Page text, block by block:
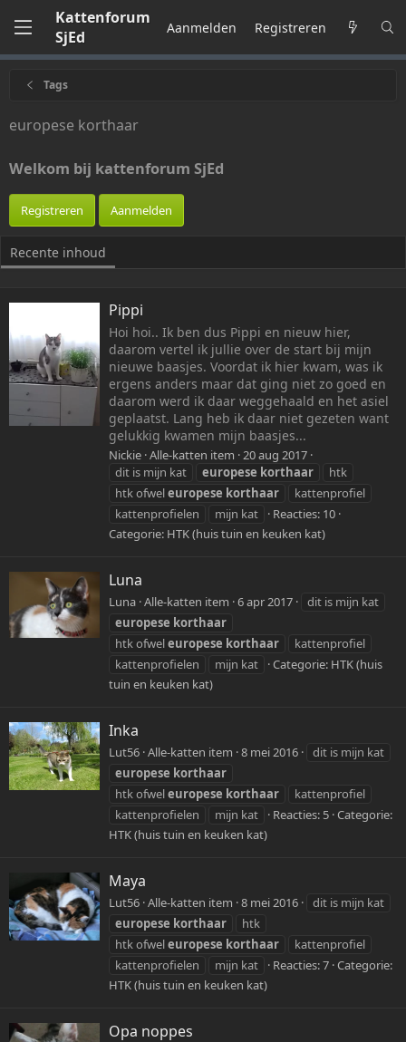
Kattenforum
SjEd
Aanmelden Registreren
Tags
europese korthaar
Welkom bij kattenforum SjEd
Registreren Aanmelden
Recente inhoud
Pippi
Hoi hoi.. Ik ben dus Pippi en nieuw hier,
daarom vertel ik jullie over de start bij mijn
nieuwe baasjes. Voordat ik hier kwam, was ik
ergens anders maar dat ging niet zo goed en
daarom werd ik daar weggehaald en het asiel
geplaatst. Lang heb ik daar niet gezeten want
gelukkig kwamen mijn baasjes...
Nickie Alle-katten item 20 aug 2017
dit is mijn kat
europese korthaar
htk
htk ofweleuropese korthaar
kattenprofiel
kattenprofielen
mijn kat
Reacties: 10
Categorie: HTK (huis tuin en keuken kat)
Luna
Luna Alle-katten item 6 apr 2017
dit is mijn kat
europese korthaar
htk ofweleuropese korthaar
kattenprofiel
kattenprofielen
mijn kat Categorie: HTK (huis
tuin en keuken kat)
Inka
Lut56 Alle-katten item 8 mei 2016
dit is mijn kat
europese korthaar
htk ofweleuropese korthaar
kattenprofiel
kattenprofielen
mijn kat Reacties: 5 Categorie:
HTK (huis tuin en keuken kat)
Maya
Lut56 Alle-katten item 8 mei 2016
dit is mijn kat
europese korthaar
htk
htk ofweleuropese korthaar
kattenprofiel
kattenprofielen
mijn kat Reacties: 7 Categorie:
HTK (huis tuin en keuken kat)
Opa noppes